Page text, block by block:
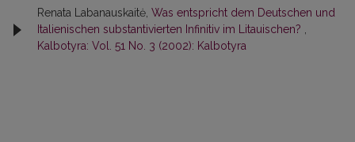
Renata Labanauskaitė, Was entspricht dem Deutschen und
Italienischen substantivierten Infinitiv im Litauischen?
Kalbotyra: Vol. 51 No. 3 (2002): Kalbotyra